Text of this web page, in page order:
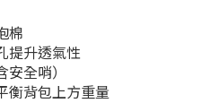
棉
提升透氣性
全哨）
衡背包上方重量